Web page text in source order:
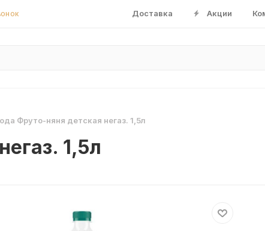
Доставка Акции
Фруто-няня детская негаз. 1,5л
1,5л